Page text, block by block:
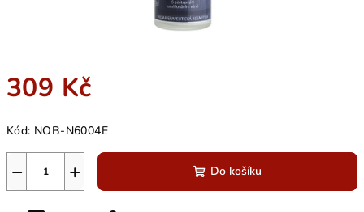
309 Kč
cena:
Kód: NOB-N6004E
+
− Do košíku